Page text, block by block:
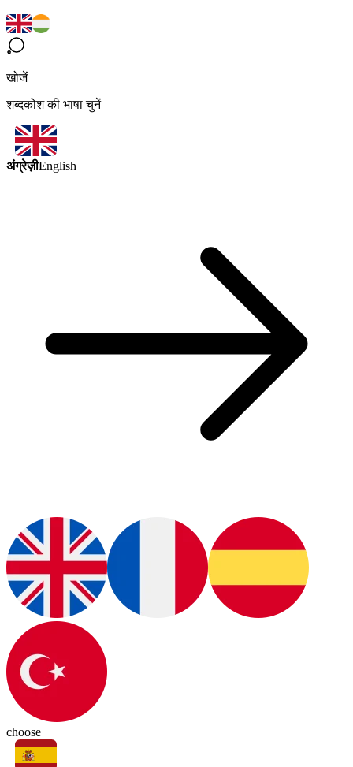
खोजें
शब्दकोश की भाषा चुनें
अंग्रेज़ीEnglish
choose